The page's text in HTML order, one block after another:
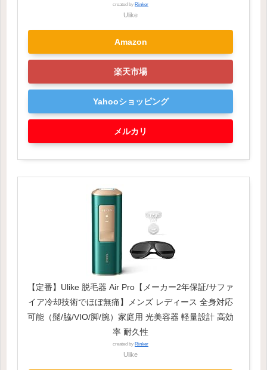
created by Rinker
Ulike
Amazon
楽天市場
Yahooショッピング
メルカリ
【定番】Ulike 脱毛器 Air Pro【メーカー2年保証/サファ
イア冷却技術でほぼ無痛】メンズ レディース 全身対応
可能（髭/脇/VIO/脚/腕）家庭用 光美容器 軽量設計 高効
率 耐久性
created by Rinker
Ulike